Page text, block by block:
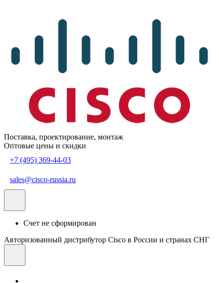
Поставка, проектирование, монтаж
Оптовые цены и скидки
+7 (495) 369-44-03
sales@cisco-russia.ru
Счет не сформирован
Авторизованный дистрибутор Cisco в России и странах СНГ